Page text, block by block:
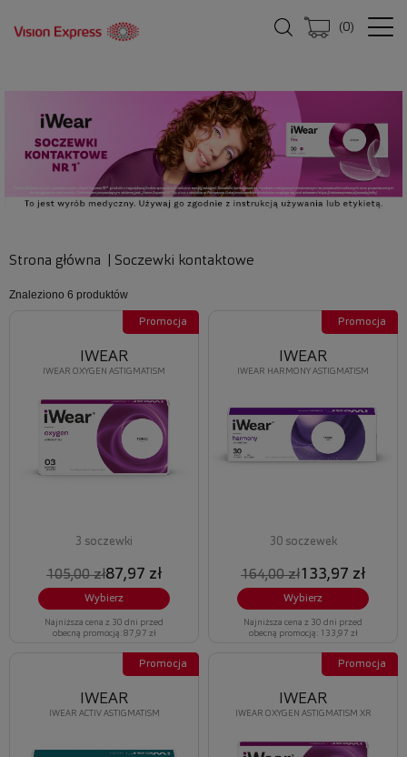
(0)
Strona główna Soczewki kontaktowe
Znaleziono 6 produktów
Promocja
IWEAR OXYGEN ASTIGMATISM
IWEAR
3 soczewki
105,00 zł87,97 zł
Wybierz
Najniższa cena z 30 dni przed
obecną promocją: 87,97 zł
Promocja
IWEAR HARMONY ASTIGMATISM
IWEAR
30 soczewek
164,00 zł133,97 zł
Wybierz
Najniższa cena z 30 dni przed
obecną promocją: 133,97 zł
Promocja
IWEAR ACTIV ASTIGMATISM
IWEAR
Promocja
IWEAR OXYGEN ASTIGMATISM XR
IWEAR